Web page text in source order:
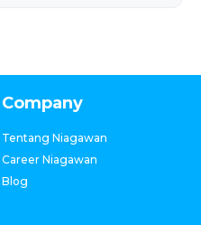
Company
Tentang Niagawan
Career Niagawan
Blog